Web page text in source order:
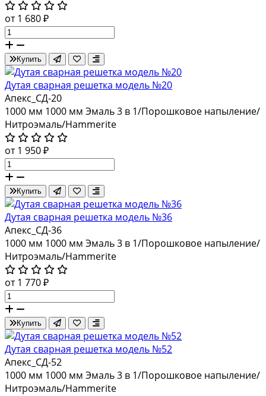
от 1 680 ₽
Купить
Дутая сварная решетка модель №20
Апекс_СД-20
1000 мм 1000 мм Эмаль 3 в 1/Порошковое напыление/
Нитроэмаль/Hammerite
от 1 950 ₽
Купить
Дутая сварная решетка модель №36
Апекс_СД-36
1000 мм 1000 мм Эмаль 3 в 1/Порошковое напыление/
Нитроэмаль/Hammerite
от 1 770 ₽
Купить
Дутая сварная решетка модель №52
Апекс_СД-52
1000 мм 1000 мм Эмаль 3 в 1/Порошковое напыление/
Нитроэмаль/Hammerite